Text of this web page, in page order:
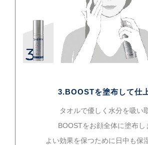
3.BOOSTを塗布して仕
タオルで優しく水分を吸い
BOOSTをお顔全体に塗布し
よい効果を保つために日中も保